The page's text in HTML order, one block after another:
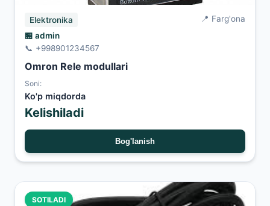
Elektronika
📍 Farg'ona
🏪 admin
📞 +998901234567
Omron Rele modullari
Soni:
Ko'p miqdorda
Kelishiladi
Bog'lanish
SOTILADI